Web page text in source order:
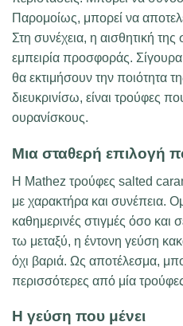
Παρομοίως, μπορεί να
Στη συνέχεια, η αισθητική της
εμπειρία προσφοράς.
θα εκτιμήσουν την ποιότητα
διευκρινίσω, είναι τρούφες
ουρανίσκους.
Μια σταθερή επιλογή
Η Mathez τρούφες salted
με χαρακτήρα και συνέπεια.
καθημερινές στιγμές όσο και
τω μεταξύ, η έντονη γεύση
όχι βαριά. Ως αποτέλεσμα,
περισσότερες από μία
Η γεύση που μένει